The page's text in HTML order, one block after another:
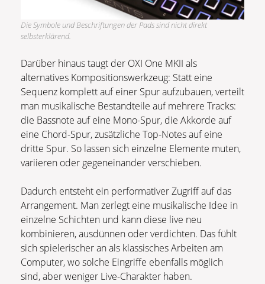
Die Symbole und Beschriftungen der Pads sind nicht direkt
selbsterklärend.
Darüber hinaus taugt der OXI One MKII als
alternatives Kompositionswerkzeug: Statt eine
Sequenz komplett auf einer Spur aufzubauen, verteilt
man musikalische Bestandteile auf mehrere Tracks:
die Bassnote auf eine Mono-Spur, die Akkorde auf
eine Chord-Spur, zusätzliche Top-Notes auf eine
dritte Spur. So lassen sich einzelne Elemente muten,
variieren oder gegeneinander verschieben.
Dadurch entsteht ein performativer Zugriff auf das
Arrangement. Man zerlegt eine musikalische Idee in
einzelne Schichten und kann diese live neu
kombinieren, ausdünnen oder verdichten. Das fühlt
sich spielerischer an als klassisches Arbeiten am
Computer, wo solche Eingriffe ebenfalls möglich
sind, aber weniger Live-Charakter haben.